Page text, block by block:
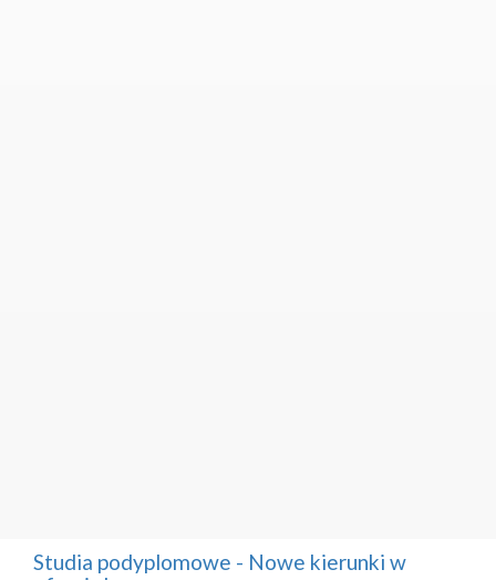
Studia podyplomowe - Nowe kierunki w